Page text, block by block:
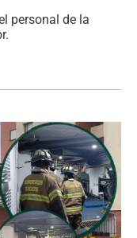
personal de la